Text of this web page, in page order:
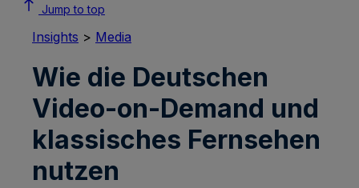
Jump to top
Insights > Media
Wie die Deutschen
Video-on-Demand und
klassisches Fernsehen
nutzen